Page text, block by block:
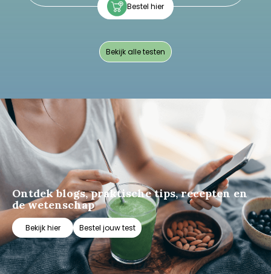
Bestel hier
Bekijk alle testen
Ontdek blogs, praktische tips, recepten en
de wetenschap
Bekijk hier Bestel jouw test